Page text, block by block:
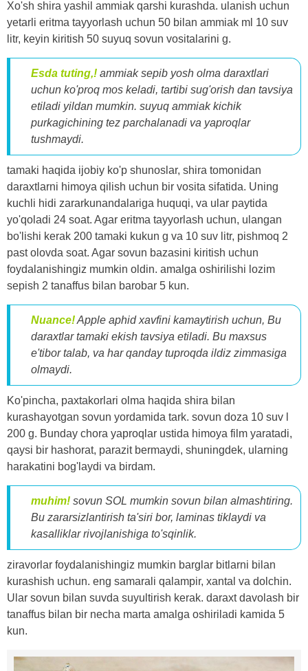
Xo'sh shira yashil ammiak qarshi kurashda. ulanish uchun
yetarli eritma tayyorlash uchun 50 bilan ammiak ml 10 suv
litr, keyin kiritish 50 suyuq sovun vositalarini g.
Esda tuting,! ammiak sepib yosh olma daraxtlari
uchun ko'proq mos keladi, tartibi sug'orish dan tavsiya
etiladi yildan mumkin. suyuq ammiak kichik
purkagichining tez parchalanadi va yaproqlar
tushmaydi.
tamaki haqida ijobiy ko'p shunoslar, shira tomonidan
daraxtlarni himoya qilish uchun bir vosita sifatida. Uning
kuchli hidi zararkunandalariga huquqi, va ular paytida
yo'qoladi 24 soat. Agar eritma tayyorlash uchun, ulangan
bo'lishi kerak 200 tamaki kukun g va 10 suv litr, pishmoq 2
past olovda soat. Agar sovun bazasini kiritish uchun
foydalanishingiz mumkin oldin. amalga oshirilishi lozim
sepish 2 tanaffus bilan barobar 5 kun.
Nuance!Apple aphid xavfini kamaytirish uchun, Bu
daraxtlar tamaki ekish tavsiya etiladi. Bu maxsus
e'tibor talab, va har qanday tuproqda ildiz zimmasiga
olmaydi.
Ko'pincha, paxtakorlari olma haqida shira bilan
kurashayotgan sovun yordamida tark. sovun doza 10 suv l
200 g. Bunday chora yaproqlar ustida himoya film yaratadi,
qaysi bir hashorat, parazit bermaydi, shuningdek, ularning
harakatini bog'laydi va birdam.
muhim! sovun SOL mumkin sovun bilan almashtiring.
Bu zararsizlantirish ta'siri bor, laminas tiklaydi va
kasalliklar rivojlanishiga to'sqinlik.
ziravorlar foydalanishingiz mumkin barglar bitlarni bilan
kurashish uchun. eng samarali qalampir, xantal va dolchin.
Ular sovun bilan suvda suyultirish kerak. daraxt davolash bir
tanaffus bilan bir necha marta amalga oshiriladi kamida 5
kun.